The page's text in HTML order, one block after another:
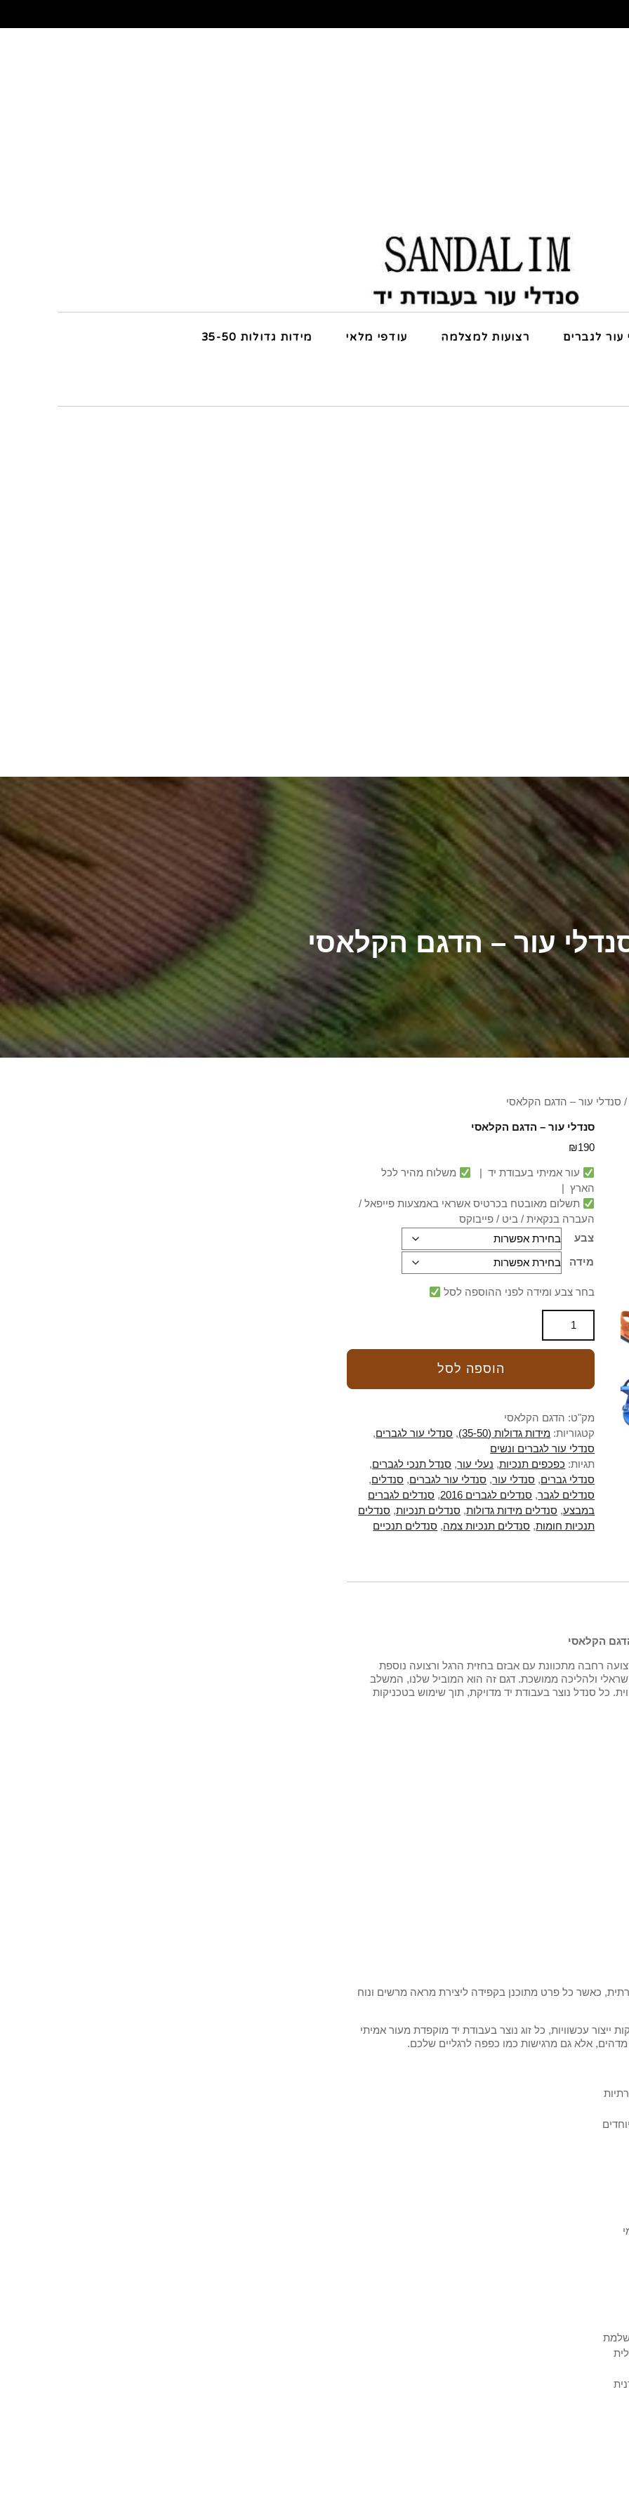
עור לגברים רצועות למצלמה עודפי מלאי מידות גדולות 35-50
עור – הדגם הקלאסי
/ סנדלי עור – הדגם הקלאסי
סנדלי עור – הדגם הקלאסי
₪190
עור אמיתי בעבודת יד |
משלוח מהיר לכל
הארץ |
תשלום מאובטח בכרטיס אשראי באמצעות פייפאל /
העברה בנקאית / ביט / פייבוקס
צבע
מידה
בחר צבע ומידה לפני ההוספה לסל
הוספה לסל
מק"ט: הדגם הקלאסי
קטגוריות: מידות גדולות (35-50) , סנדלי עור לגברים,
סנדלי עור לגברים ונשים
תגיות: כפכפים תנכיות, נעלי עור, סנדל תנכי לגברים,
סנדלי גברים, סנדלי עור, סנדלי עור לגברים, סנדלים,
סנדלים לגבר, סנדלים לגברים 2016 , סנדלים לגברים
במבצע, סנדלים מידות גדולות, סנדלים תנכיות, סנדלים
תנכיות חומות, סנדלים תנכיות צמה, סנדלים תנכיים
הקלאסי
רחבה מתכוונת עם אבזם בחזית הרגל ורצועה נוספת
ולהליכה ממושכת. דגם זה הוא המוביל שלנו, המשלב
כל סנדל נוצר בעבודת יד מדויקת, תוך שימוש בטכניקות
כאשר כל פרט מתוכנן בקפידה ליצירת מראה מרשים ונוח
עכשוויות, כל זוג נוצר בעבודת יד מוקפדת מעור אמיתי
אלא גם מרגישות כמו כפפה לרגליים שלכם.